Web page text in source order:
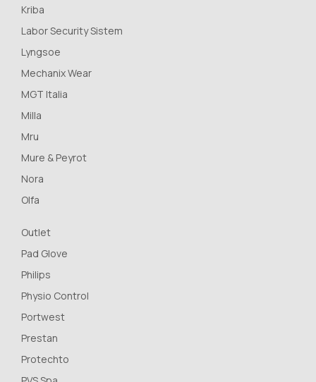
Kriba
Labor Security Sistem
Lyngsoe
Mechanix Wear
MGT Italia
Milla
Mru
Mure & Peyrot
Nora
Olfa
Outlet
Pad Glove
Philips
Physio Control
Portwest
Prestan
Protechto